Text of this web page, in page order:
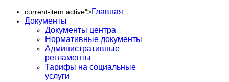
current-item active">Главная
Документы
Документы центра
Нормативные документы
Административные
регламенты
Тарифы на социальные
услуги